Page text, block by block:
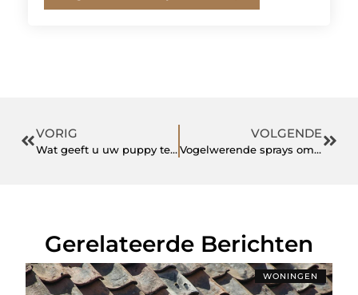
VORIG
Wat geeft u uw puppy te eten? Een uitgebreide gids voor nieuwe hondeneigenaren
VOLGENDE
Vogelwerende sprays om vogels af te schrikken
Gerelateerde Berichten
WONINGEN